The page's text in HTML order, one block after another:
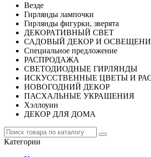
Везде
Гирлянды лампочки
Гирлянды фигурки, зверята
ДЕКОРАТИВНЫЙ СВЕТ
САДОВЫЙ ДЕКОР И
Специальное предложение
РАСПРОДАЖА
СВЕТОДИОДНЫЕ ГИРЛЯНДЫ
ИСКУССТВЕННЫЕ ЦВЕТЫ И
НОВОГОДНИЙ ДЕКОР
ПАСХАЛЬНЫЕ УКРАШЕНИЯ
Хэллоуин
ДЕКОР ДЛЯ ДОМА
Категории